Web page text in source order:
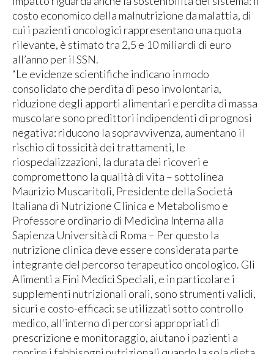
costo economico della malnutrizione da malattia, di
cui i pazienti oncologici rappresentano una quota
rilevante, è stimato tra 2,5 e 10 miliardi di euro
all’anno per il SSN.
“Le evidenze scientifiche indicano in modo
consolidato che perdita di peso involontaria,
riduzione degli apporti alimentari e perdita di massa
muscolare sono predittori indipendenti di prognosi
negativa: riducono la sopravvivenza, aumentano il
rischio di tossicità dei trattamenti, le
riospedalizzazioni, la durata dei ricoveri e
compromettono la qualità di vita – sottolinea
Maurizio Muscaritoli, Presidente della Società
Italiana di Nutrizione Clinica e Metabolismo e
Professore ordinario di Medicina Interna alla
Sapienza Università di Roma – Per questo la
nutrizione clinica deve essere considerata parte
integrante del percorso terapeutico oncologico. Gli
Alimenti a Fini Medici Speciali, e in particolare i
supplementi nutrizionali orali, sono strumenti validi,
sicuri e costo-efficaci: se utilizzati sotto controllo
medico, all’interno di percorsi appropriati di
prescrizione e monitoraggio, aiutano i pazienti a